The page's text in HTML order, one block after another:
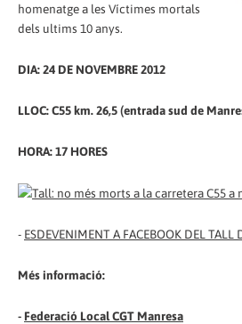
homenatge a les Víctimes mortals
dels ultims 10 anys.
DIA: 24 DE NOVEMBRE 2012
LLOC: C55 km. 26,5 (entrada sud de
HORA: 17 HORES
- ESDEVENIMENT A FACEBOOK DEL TALL
Més informació:
- Federació Local CGT Manresa